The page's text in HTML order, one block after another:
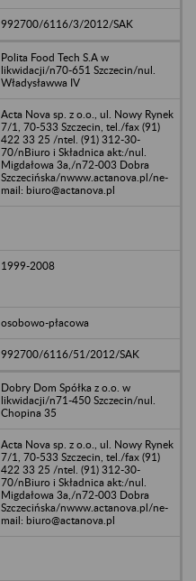
992700/6116/3/2012/SAK
Polita Food Tech S.A w
likwidacji/n70-651 Szczecin/nul.
Władysławwa IV
Acta Nova sp. z o.o., ul. Nowy Rynek
7/1, 70-533 Szczecin, tel./fax (91)
422 33 25 /ntel. (91) 312-30-
70/nBiuro i Składnica akt:/nul.
Migdałowa 3a,/n72-003 Dobra
Szczecińska/nwww.actanova.pl/ne-
mail: biuro@actanova.pl
1999-2008
osobowo-płacowa
992700/6116/51/2012/SAK
Dobry Dom Spółka z o.o. w
likwidacji/n71-450 Szczecin/nul.
Chopina 35
Acta Nova sp. z o.o., ul. Nowy Rynek
7/1, 70-533 Szczecin, tel./fax (91)
422 33 25 /ntel. (91) 312-30-
70/nBiuro i Składnica akt:/nul.
Migdałowa 3a,/n72-003 Dobra
Szczecińska/nwww.actanova.pl/ne-
mail: biuro@actanova.pl